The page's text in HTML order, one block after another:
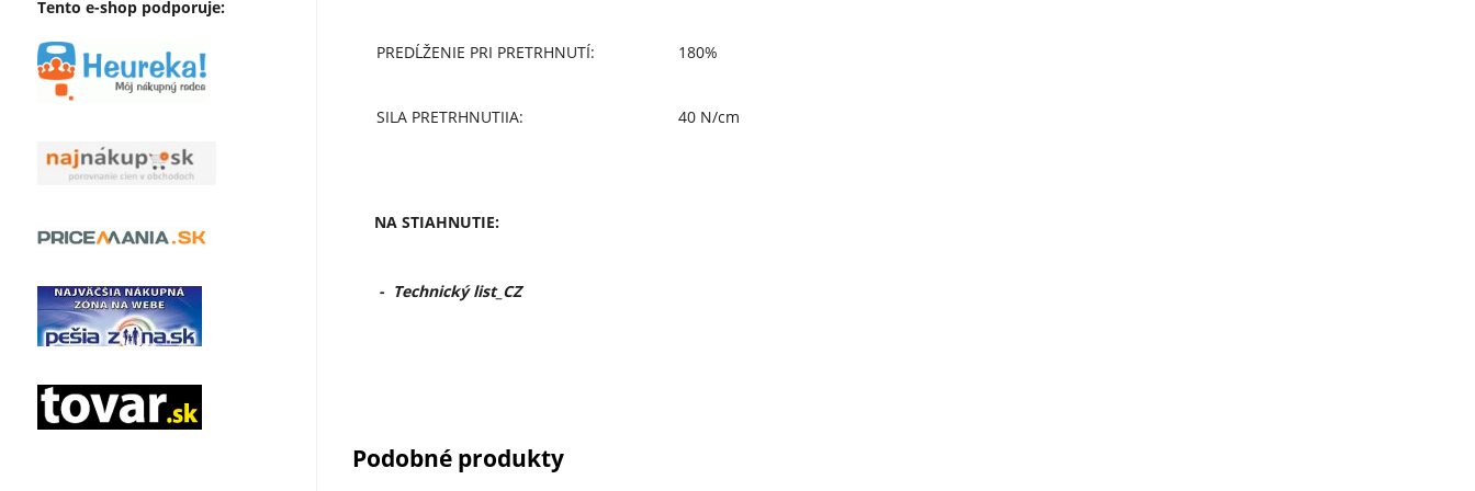
Tento e-shop podporuje:
PREDĹŽENIE PRI PRETRHNUTÍ: 180%
SILA PRETRHNUTIIA: 40 N/cm
NA STIAHNUTIE:
- Technický list_CZ
Podobné produkty